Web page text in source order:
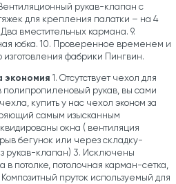
рукав-клапан с
для крепления палатки – на 4
вместительных кармана. 9.
юбка. 10. Проверенное временем и
фабрики Пингвин.
экономия 1. Отсутствует чехол для
полипропиленовый рукав, вы сами
купить у нас чехол эконом за
самым изысканным
окна ( вентиляция
бегунок или через складку-
рукав-клапан) 3. Исключены
потолке, потолочная карман-сетка,
пруток используемый для